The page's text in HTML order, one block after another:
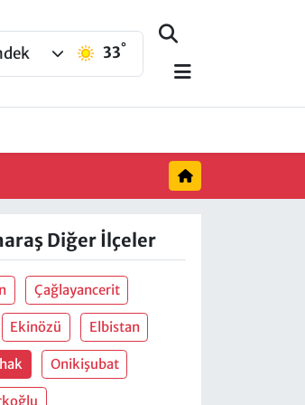
33°
Diğer İlçeler
Çağlayancerit
Ekinözü Elbistan
Onikişubat